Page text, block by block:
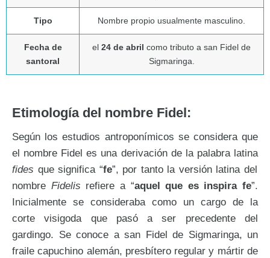
Tipo Nombre propio usualmente masculino.
Fecha de
santoral
el 24 de abril como tributo a san Fidel de
Sigmaringa.
Etimología del nombre Fidel:
Según los estudios antroponímicos se considera que
el nombre Fidel es una derivación de la palabra latina
fides que significa “fe”, por tanto la versión latina del
nombre Fidelis refiere a “aquel que es inspira fe”.
Inicialmente se consideraba como un cargo de la
corte visigoda que pasó a ser precedente del
gardingo. Se conoce a san Fidel de Sigmaringa, un
fraile capuchino alemán, presbítero regular y mártir de